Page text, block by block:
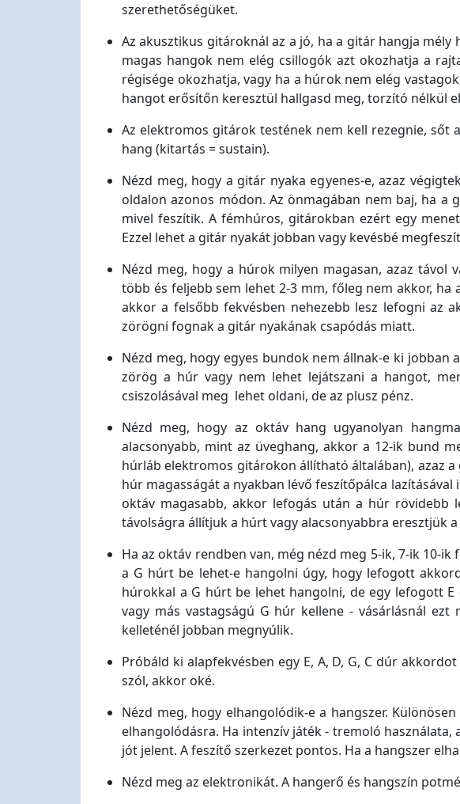
szerethetőségüket.
Az akusztikus gitároknál az a jó, ha a gitár hangja mély
magas hangok nem elég csillogók azt okozhatja a
régisége okozhatja, vagy ha a húrok nem elég
hangot erősítőn keresztül hallgasd meg, torzító nélkül
Az elektromos gitárok testének nem kell rezegnie, sőt
hang (kitartás = sustain).
Nézd meg, hogy a gitár nyaka egyenes-e, azaz
oldalon azonos módon. Az önmagában nem baj, ha
mivel feszítik. A fémhúros, gitárokban ezért egy
Ezzel lehet a gitár nyakát jobban vagy kevésbé
Nézd meg, hogy a húrok milyen magasan, azaz távol
több és feljebb sem lehet 2-3 mm, főleg nem akkor, ha
akkor a felsőbb fekvésben nehezebb lesz lefogni az
zörögni fognak a gitár nyakának csapódás miatt.
Nézd meg, hogy egyes bundok nem állnak-e ki jobban
zörög a húr vagy nem lehet lejátszani a hangot,
csiszolásával meg lehet oldani, de az plusz pénz.
Nézd meg, hogy az oktáv hang ugyanolyan
alacsonyabb, mint az üveghang, akkor a 12-ik bund
húrláb elektromos gitárokon állítható általában), azaz
húr magasságát a nyakban lévő feszítőpálca
oktáv magasabb, akkor lefogás után a húr rövidebb
távolságra állítjuk a húrt vagy alacsonyabbra eresztjük
Ha az oktáv rendben van, még nézd meg 5-ik, 7-ik 10-
a G húrt be lehet-e hangolni úgy, hogy lefogott
húrokkal a G húrt be lehet hangolni, de egy lefogott
vagy más vastagságú G húr kellene - vásárlásnál
kelleténél jobban megnyúlik.
Próbáld ki alapfekvésben egy E, A, D, G, C dúr
szól, akkor oké.
Nézd meg, hogy elhangolódik-e a hangszer.
elhangolódásra. Ha intenzív játék - tremoló
jót jelent. A feszítő szerkezet pontos. Ha a hangszer
Nézd meg az elektronikát. A hangerő és hangszín